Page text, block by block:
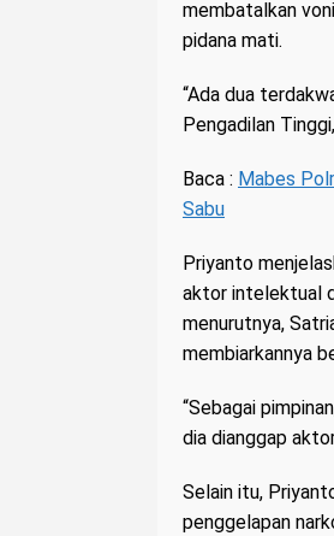
membatalkan
pidana mati.
“Ada dua
Pengadilan
Baca : Mabes
Sabu
Priyanto
aktor intelektual
menurutnya,
membiarkannya
“Sebagai
dia dianggap
Selain itu,
penggelapan